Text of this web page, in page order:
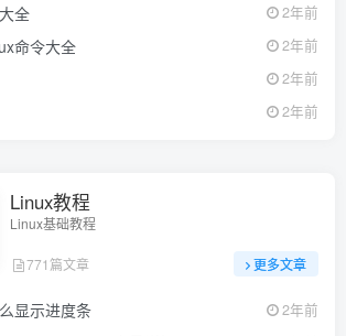
全 2年前
命令大全 2年前
2年前
2年前
Linux教程
Linux基础教程
771篇文章 更多文章
显示进度条 2年前